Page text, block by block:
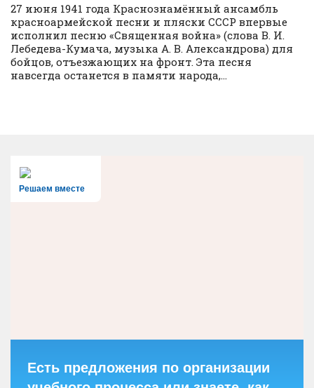
27 июня 1941 года Краснознамённый ансамбль
красноармейской песни и пляски СССР впервые
исполнил песню «Священная война» (слова В. И.
Лебедева-Кумача, музыка А. В. Александрова) для
бойцов, отъезжающих на фронт. Эта песня
навсегда останется в памяти народа,...
Решаем вместе
Есть предложения по организации